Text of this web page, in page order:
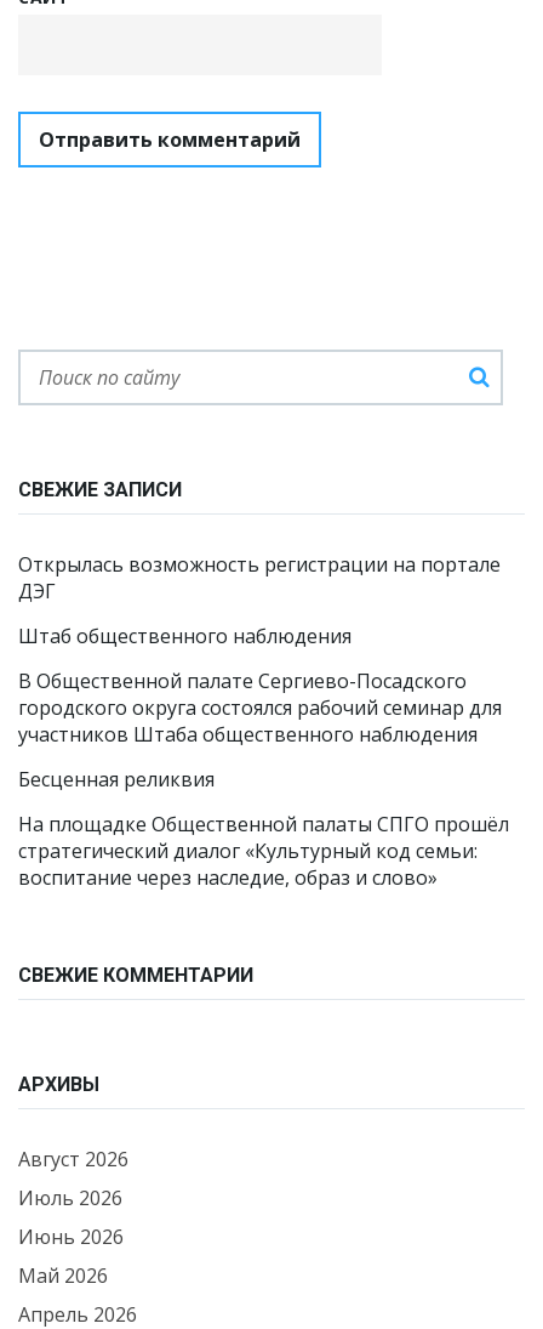
СВЕЖИЕ ЗАПИСИ
Открылась возможность регистрации на портале
ДЭГ
Штаб общественного наблюдения
В Общественной палате Сергиево-Посадского
городского округа состоялся рабочий семинар для
участников Штаба общественного наблюдения
Бесценная реликвия
На площадке Общественной палаты СПГО прошёл
стратегический диалог «Культурный код семьи:
воспитание через наследие, образ и слово»
СВЕЖИЕ КОММЕНТАРИИ
АРХИВЫ
Август 2026
Июль 2026
Июнь 2026
Май 2026
Апрель 2026